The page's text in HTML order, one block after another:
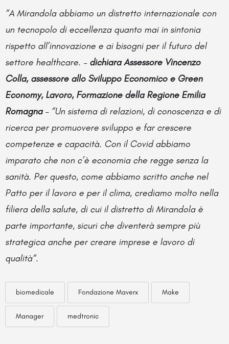
“A Mirandola abbiamo un distretto internazionale con
un tecnopolo di eccellenza quanto mai in sintonia
rispetto all’innovazione e ai bisogni per il futuro del
settore healthcare. – dichiara Assessore Vincenzo
Colla, assessore allo Sviluppo Economico e Green
Economy, Lavoro, Formazione della Regione Emilia
Romagna– “Un sistema di relazioni, di conoscenza e di
ricerca per promuovere sviluppo e far crescere
competenze e capacità. Con il Covid abbiamo
imparato che non c’è economia che regge senza la
sanità. Per questo, come abbiamo scritto anche nel
Patto per il lavoro e per il clima, crediamo molto nella
filiera della salute, di cui il distretto di Mirandola è
parte importante, sicuri che diventerà sempre più
strategica anche per creare imprese e lavoro di
qualità“.
biomedicale Fondazione Maverx Make
Manager medtronic